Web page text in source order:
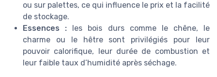
ou sur palettes, ce qui influence le prix et la facilité
de stockage.
Essences : les bois durs comme le chêne, le
charme ou le hêtre sont privilégiés pour leur
pouvoir calorifique, leur durée de combustion et
leur faible taux d’humidité après séchage.